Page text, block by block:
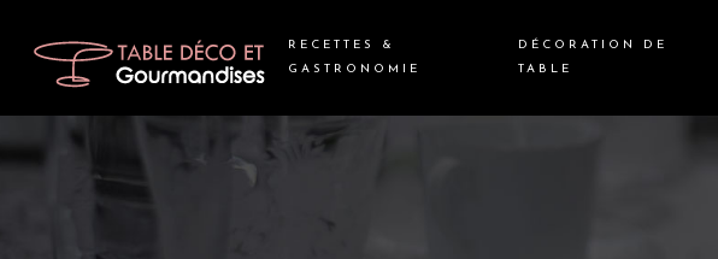
RECETTES &
GASTRONOMIE
DÉCORATION DE
TABLE